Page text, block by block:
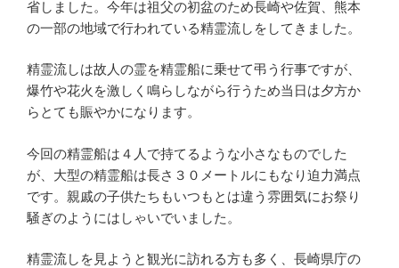
省しました。今年は祖父の初盆のため長崎や佐賀、熊本
の一部の地域で行われている精霊流しをしてきました。
精霊流しは故人の霊を精霊船に乗せて弔う行事ですが、
爆竹や花火を激しく鳴らしながら行うため当日は夕方か
らとても賑やかになります。
今回の精霊船は４人で持てるような小さなものでした
が、大型の精霊船は長さ３０メートルにもなり迫力満点
です。親戚の子供たちもいつもとは違う雰囲気にお祭り
騒ぎのようにはしゃいでいました。
精霊流しを見ようと観光に訪れる方も多く、長崎県庁の